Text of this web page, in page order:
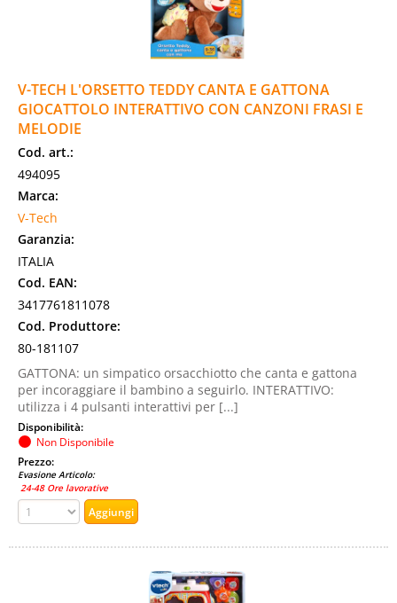
V-TECH L'ORSETTO TEDDY CANTA E GATTONA
GIOCATTOLO INTERATTIVO CON CANZONI FRASI E
MELODIE
Cod. art.:
494095
Marca:
V-Tech
Garanzia:
ITALIA
Cod. EAN:
3417761811078
Cod. Produttore:
80-181107
GATTONA: un simpatico orsacchiotto che canta e gattona
per incoraggiare il bambino a seguirlo. INTERATTIVO:
utilizza i 4 pulsanti interattivi per [...]
Disponibilità:
Non Disponibile
Prezzo:
Evasione Articolo:
24-48 Ore lavorative